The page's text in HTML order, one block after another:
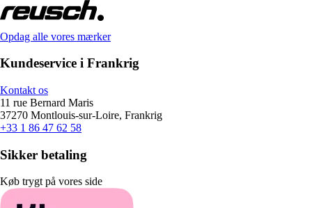
Opdag alle vores mærker
Kundeservice i Frankrig
Kontakt os
11 rue Bernard Maris
37270 Montlouis-sur-Loire, Frankrig
+33 1 86 47 62 58
Sikker betaling
Køb trygt på vores side